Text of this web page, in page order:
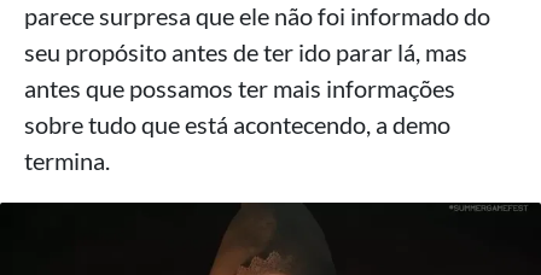
parece surpresa que ele não foi informado do
seu propósito antes de ter ido parar lá, mas
antes que possamos ter mais informações
sobre tudo que está acontecendo, a demo
termina.